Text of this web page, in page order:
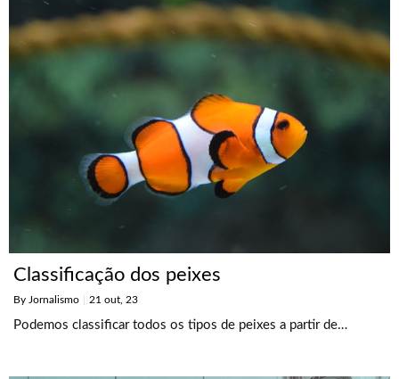
Classificação dos peixes
By Jornalismo 21 out, 23
Podemos classificar todos os tipos de peixes a partir de…